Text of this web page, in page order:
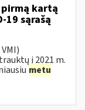
pirmą kartą
19 sąrašą
į 2021 m.
metu